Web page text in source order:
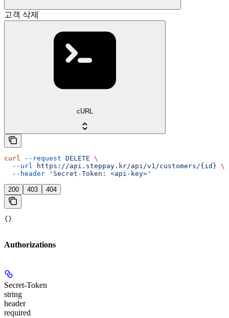
고객 삭제
cURL
curl --request DELETE \
  --url
https://api.steppay.kr/api/v1/customers/{id} \
  --header
'Secret-Token: <api-key>'
200 403 404
{}
Authorizations
Secret-Token
string
header
required